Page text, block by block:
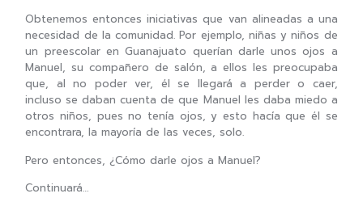
Obtenemos entonces iniciativas que van alineadas a una
necesidad de la comunidad. Por ejemplo, niñas y niños de
un preescolar en Guanajuato querían darle unos ojos a
Manuel, su compañero de salón, a ellos les preocupaba
que, al no poder ver, él se llegará a perder o caer,
incluso se daban cuenta de que Manuel les daba miedo a
otros niños, pues no tenía ojos, y esto hacía que él se
encontrara, la mayoría de las veces, solo.
Pero entonces, ¿Cómo darle ojos a Manuel?
Continuará…